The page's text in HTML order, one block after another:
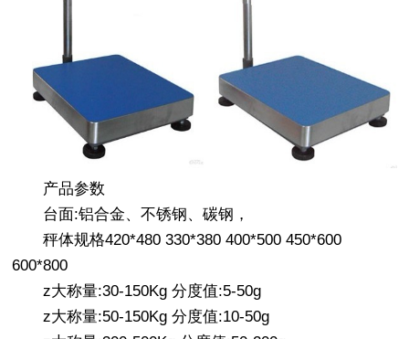
产品参数
台面:铝合金、不锈钢、碳钢，
秤体规格420*480 330*380 400*500 450*600
600*800
z大称量:30-150Kg 分度值:5-50g
z大称量:50-150Kg 分度值:10-50g